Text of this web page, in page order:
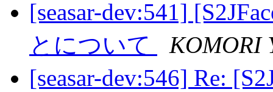
[seasar-dev:541]
とについて
KOMORI
[seasar-dev:546] Re: